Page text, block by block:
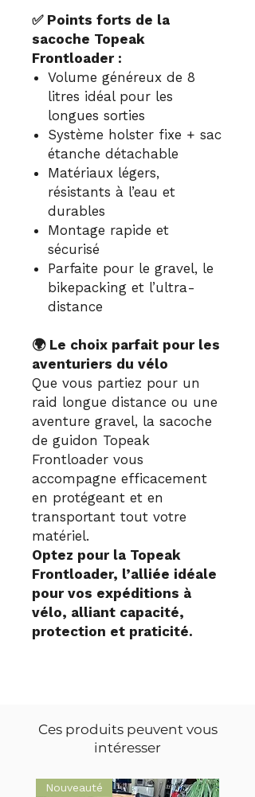
✅ Points forts de la
sacoche Topeak
Frontloader :
Volume généreux de 8
litres idéal pour les
longues sorties
Système holster fixe + sac
étanche détachable
Matériaux légers,
résistants à l’eau et
durables
Montage rapide et
sécurisé
Parfaite pour le gravel, le
bikepacking et l’ultra-
distance
🌍 Le choix parfait pour les
aventuriers du vélo
Que vous partiez pour un
raid longue distance ou une
aventure gravel, la sacoche
de guidon Topeak
Frontloader vous
accompagne efficacement
en protégeant et en
transportant tout votre
matériel.
Optez pour la Topeak
Frontloader, l’alliée idéale
pour vos expéditions à
vélo, alliant capacité,
protection et praticité.
Ces produits peuvent vous
intéresser
Nouveauté